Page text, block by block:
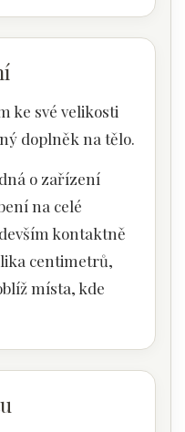
ke své velikosti
doplněk na tělo.
o zařízení
na celé
kontaktně
centimetrů,
místa, kde